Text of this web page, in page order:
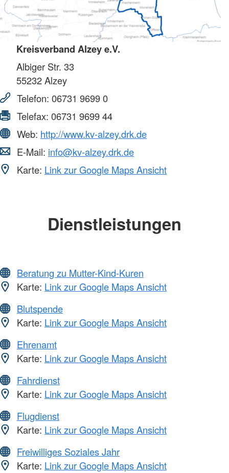
Kreisverband Alzey e.V.
Albiger Str. 33
55232Alzey
Telefon: 06731 9699 0
Telefax: 06731 9699 44
Web: http://www.kv-alzey.drk.de
E-Mail: info@kv-alzey.drk.de
Karte: Link zur Google Maps Ansicht
Dienstleistungen
Beratung zu Mutter-Kind-Kuren
Karte: Link zur Google Maps Ansicht
Blutspende
Karte: Link zur Google Maps Ansicht
Ehrenamt
Karte: Link zur Google Maps Ansicht
Fahrdienst
Karte: Link zur Google Maps Ansicht
Flugdienst
Karte: Link zur Google Maps Ansicht
Freiwilliges Soziales Jahr
Karte: Link zur Google Maps Ansicht